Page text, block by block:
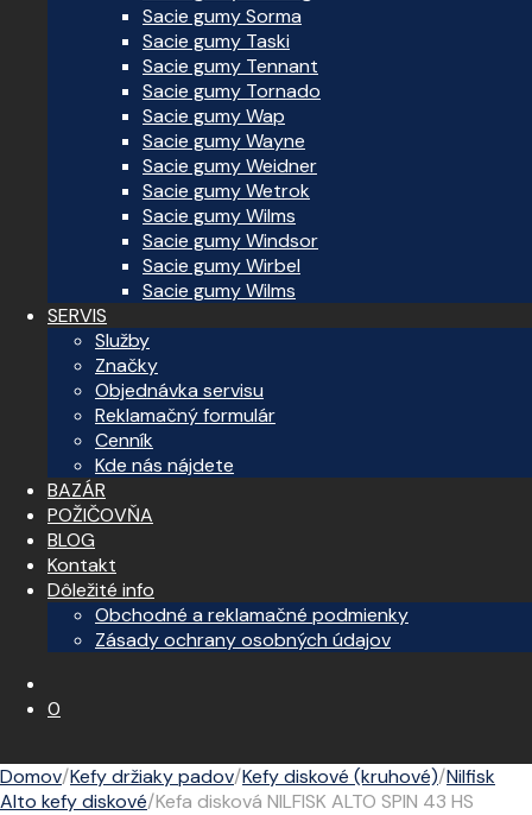
Sacie gumy Sorma
Sacie gumy Taski
Sacie gumy Tennant
Sacie gumy Tornado
Sacie gumy Wap
Sacie gumy Wayne
Sacie gumy Weidner
Sacie gumy Wetrok
Sacie gumy Wilms
Sacie gumy Windsor
Sacie gumy Wirbel
Sacie gumy Wilms
SERVIS
Služby
Značky
Objednávka servisu
Reklamačný formulár
Cenník
Kde nás nájdete
BAZÁR
POŽIČOVŇA
BLOG
Kontakt
Dôležité info
Obchodné a reklamačné podmienky
Zásady ochrany osobných údajov
0
Domov/Kefy držiaky padov/Kefy diskové (kruhové)/Nilfisk
Alto kefy diskové/Kefa disková NILFISK ALTO SPIN 43 HS